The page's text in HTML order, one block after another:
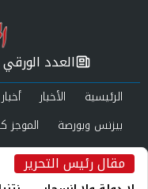
مقال رئيس التحرير
العدد الورقي
الرئيسية الأخبار
بيزنس وبورصة
الموجز
صحة وجمال
عرب وعالم
العدد الورقي